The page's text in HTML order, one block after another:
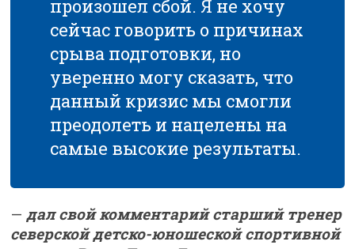
произошел сбой. Я не хочу
сейчас говорить о причинах
срыва подготовки, но
уверенно могу сказать, что
данный кризис мы смогли
преодолеть и нацелены на
самые высокие результаты.
—дал свой комментарий старший тренер
северской детско-юношеской спортивной